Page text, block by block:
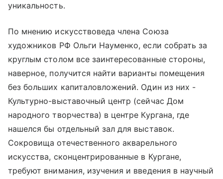
уникальность.
По мнению искусствоведа члена Союза
художников РФ Ольги Науменко, если собрать за
круглым столом все заинтересованные стороны,
наверное, получится найти варианты помещения
без больших капиталовложений. Один из них -
Культурно-выставочный центр (сейчас Дом
народного творчества) в центре Кургана, где
нашелся бы отдельный зал для выставок.
Сокровища отечественного акварельного
искусства, сконцентрированные в Кургане,
требуют внимания, изучения и введения в научный